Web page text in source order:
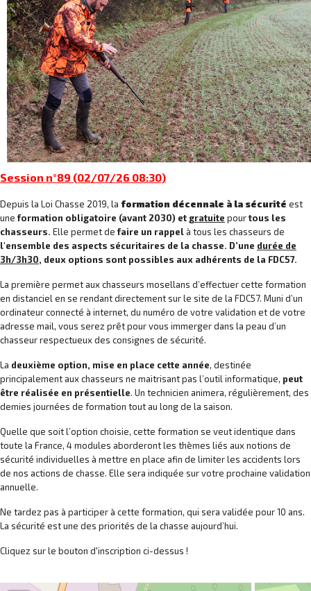
Session n°89 (02/07/26 08:30)
Depuis la Loi Chasse 2019, la formation décennale à la sécurité est
uneformation obligatoire (avant 2030) et gratuite pourtous les
chasseurs. Elle permet defaire un rappelà tous les chasseurs de
l'ensemble des aspects sécuritaires de la chasse. D’une durée de
3h/3h30, deux options sont possibles aux adhérents de la FDC57.
La première permet aux chasseurs mosellans d’effectuer cette formation
en distanciel en se rendant directement sur le site de la FDC57. Muni d’un
ordinateur connecté à internet, du numéro de votre validation et de votre
adresse mail, vous serez prêt pour vous immerger dans la peau d’un
chasseur respectueux des consignes de sécurité.
La deuxième option, mise en place cette année, destinée
principalement aux chasseurs ne maitrisant pas l’outil informatique, peut
être réalisée en présentielle. Un technicien animera, régulièrement, des
demies journées de formation tout au long de la saison.
Quelle que soit l’option choisie, cette formation se veut identique dans
toute la France, 4 modules aborderont les thèmes liés aux notions de
sécurité individuelles à mettre en place afin de limiter les accidents lors
de nos actions de chasse. Elle sera indiquée sur votre prochaine validation
annuelle.
Ne tardez pas à participer à cette formation, qui sera validée pour 10 ans.
La sécurité est une des priorités de la chasse aujourd’hui.
Cliquez sur le bouton d'inscription ci-dessus !